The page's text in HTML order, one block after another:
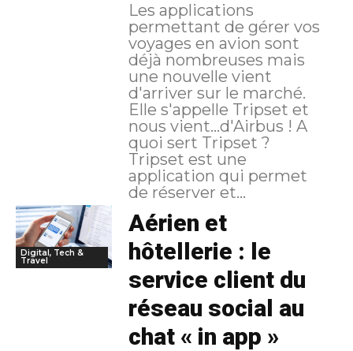
Les applications
permettant de gérer vos
voyages en avion sont
déjà nombreuses mais
une nouvelle vient
d'arriver sur le marché.
Elle s'appelle Tripset et
nous vient...d'Airbus ! A
quoi sert Tripset ?
Tripset est une
application qui permet
de réserver et...
Digital, Tech &
Travel
Aérien et
hôtellerie : le
service client du
réseau social au
chat « in app »